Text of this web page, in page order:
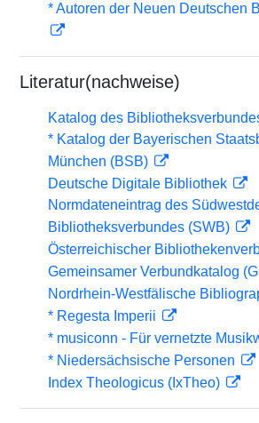
* Autoren der Neuen Deutschen
Literatur(nachweise)
Katalog des
* Katalog der Bayerischen
München (BSB)
Deutsche Digitale Bibliothek
Normdateneintrag des
Bibliotheksverbundes (SWB)
Österreichischer
Gemeinsamer Verbundkatalog
Nordrhein-Westfälische
* Regesta Imperii
* musiconn - Für vernetzte
* Niedersächsische Personen
Index Theologicus (IxTheo)